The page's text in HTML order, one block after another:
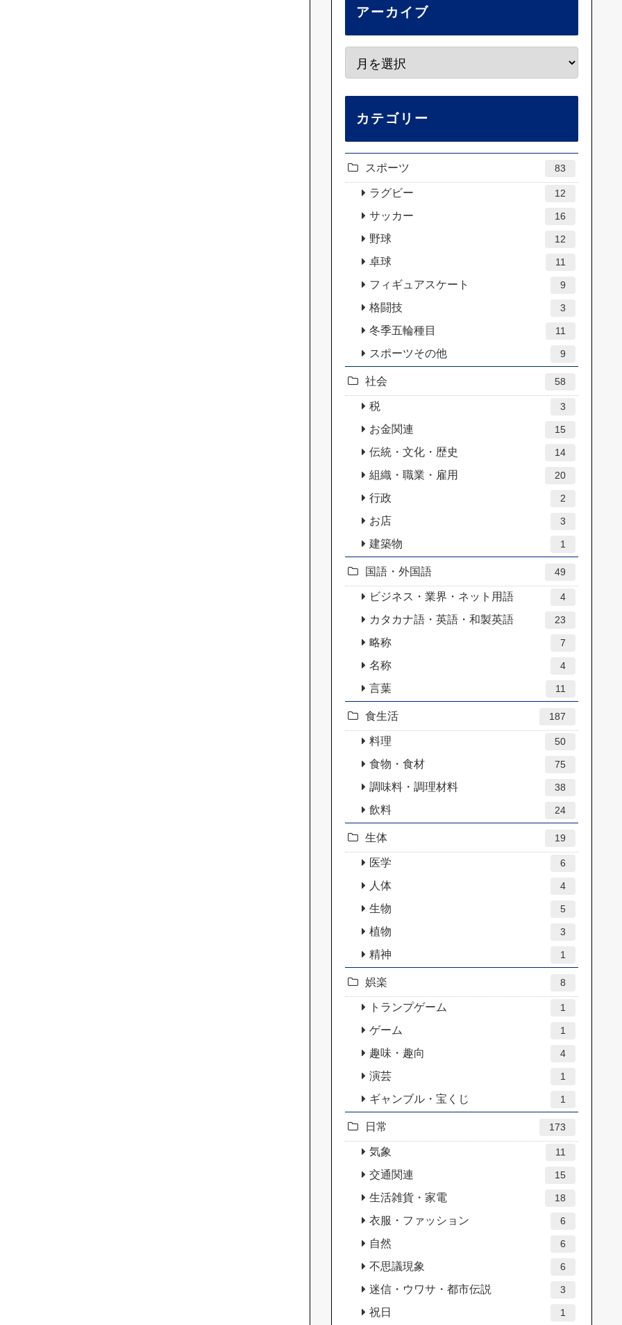
アーカイブ
カテゴリー
スポーツ 83
ラグビー 12
サッカー 16
野球 12
卓球 11
フィギュアスケート 9
格闘技 3
冬季五輪種目 11
スポーツその他 9
社会 58
税 3
お金関連 15
伝統・文化・歴史 14
組織・職業・雇用 20
行政 2
お店 3
建築物 1
国語・外国語 49
ビジネス・業界・ネット用語 4
カタカナ語・英語・和製英語 23
略称 7
名称 4
言葉 11
食生活 187
料理 50
食物・食材 75
調味料・調理材料 38
飲料 24
生体 19
医学 6
人体 4
生物 5
植物 3
精神 1
娯楽 8
トランプゲーム 1
ゲーム 1
趣味・趣向 4
演芸 1
ギャンブル・宝くじ 1
日常 173
気象 11
交通関連 15
生活雑貨・家電 18
衣服・ファッション 6
自然 6
不思議現象 6
迷信・ウワサ・都市伝説 3
祝日 1